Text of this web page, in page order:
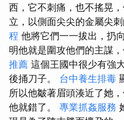
西，它不刺痛，也不搖晃
立，以側面尖尖的金屬尖
程 他將它們一一拔出，扔
明他就是圍攻他們的主謀
推薦 這個王國中很少有強
後捅刀子。 台中養生排毒
所以他皺著眉頭湊近了她
他就錯了。 專業抓姦服務